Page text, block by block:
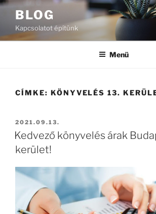
Tartalomhoz
BLOG
Kapcsolatot építünk
Menü
CÍMKE: KÖNYVELÉS 13.
BEKÜLDVE:
2021.09.13.
Kedvező könyvelés árak
kerület!